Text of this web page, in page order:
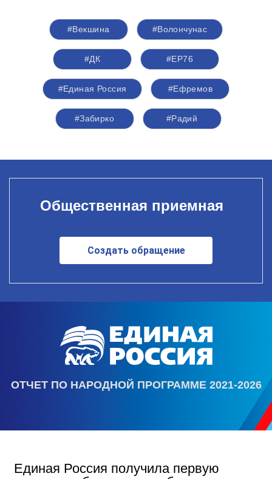
#Векшина #Волончунас
#ДК #ЕР76
#Единая Россия #Ефремов
#Забирко #Радий
Общественная приемная
Создать обращение
ОТЧЕТ ПО НАРОДНОЙ ПРОГРАММЕ 2021-2026
Единая Россия получила первую